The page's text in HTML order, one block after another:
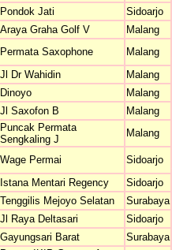
Pondok Jati Sidoarjo
Araya Graha Golf V Malang
Permata Saxophone Malang
Jl Dr Wahidin Malang
Dinoyo Malang
Jl Saxofon B Malang
Puncak Permata
Sengkaling J
Malang
Wage Permai Sidoarjo
Istana Mentari Regency Sidoarjo
Tenggilis Mejoyo Selatan Surabaya
Jl Raya Deltasari Sidoarjo
Gayungsari Barat Surabaya